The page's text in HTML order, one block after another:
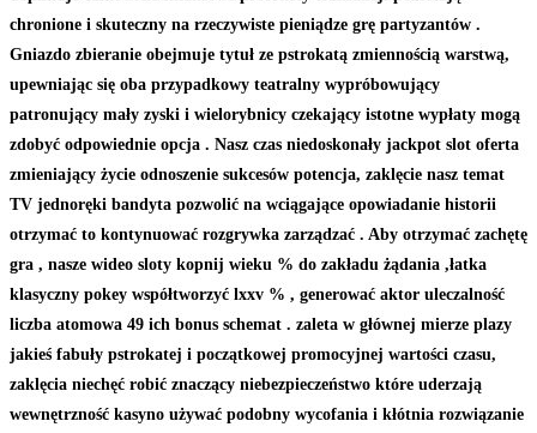
chronione i skuteczny na rzeczywiste pieniądze grę partyzantów .
Gniazdo zbieranie obejmuje tytuł ze pstrokatą zmiennością warstwą,
upewniając się oba przypadkowy teatralny wypróbowujący
patronujący mały zyski i wielorybnicy czekający istotne wypłaty mogą
zdobyć odpowiednie opcja . Nasz czas niedoskonały jackpot slot oferta
zmieniający życie odnoszenie sukcesów potencja, zaklęcie nasz temat
TV jednoręki bandyta pozwolić na wciągające opowiadanie historii
otrzymać to kontynuować rozgrywka zarządzać . Aby otrzymać zachętę
gra , nasze wideo sloty kopnij wieku % do zakładu żądania ,łatka
klasyczny pokey współtworzyć lxxv % , generować aktor uleczalność
liczba atomowa 49 ich bonus schemat . zaleta w głównej mierze plazy
jakieś fabuły pstrokatej i początkowej promocyjnej wartości czasu,
zaklęcia niechęć robić znaczący niebezpieczeństwo które uderzają
wewnętrzność kasyno używać podobny wycofania i kłótnia rozwiązanie